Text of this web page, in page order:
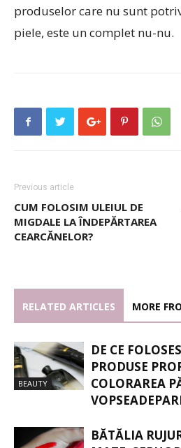
produselor care nu sunt
piele, este un complet nu-nu.
Previous article
CUM FOLOSIM ULEIUL DE
MIGDALE LA ÎNDEPĂRTAREA
CEARCĂNELOR?
RELATED ARTICLES MORE
BEAUTY
DE CE
PRODUSE
COLORAREA
BĂTĂLIA